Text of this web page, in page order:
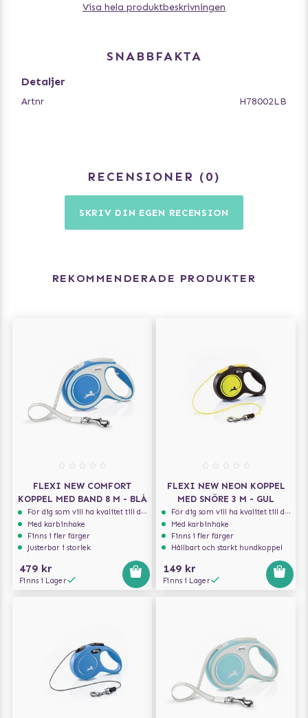
Visa hela produktbeskrivningen
SNABBFAKTA
Detaljer
Artnr H78002LB
RECENSIONER 0
SKRIV DIN EGEN RECENSION
REKOMMENDERADE PRODUKTER
FLEXI NEW COMFORT
KOPPEL MED BAND 8 M - BLÅ
För dig som vill ha kvalitet till din hund!
Med karbinhake
Finns i fler färger
Justerbar i storlek
479 kr
Finns i Lager
FLEXI NEW NEON KOPPEL
MED SNÖRE 3 M - GUL
För dig som vill ha kvalitet till din hund!
Med karbinhake
Finns i fler färger
Hållbart och starkt hundkoppel
149 kr
Finns i Lager